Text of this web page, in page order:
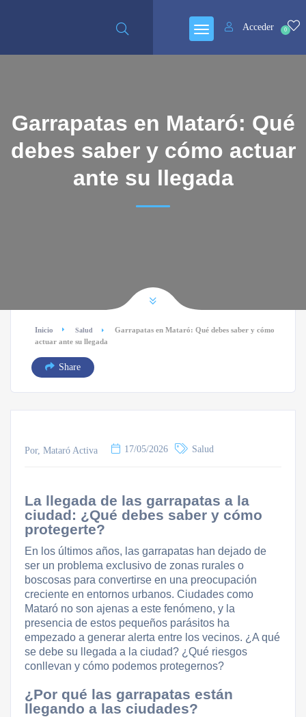
0
Acceder
Garrapatas en Mataró: Qué
debes saber y cómo actuar
ante su llegada
Inicio Salud
Garrapatas en Mataró: Qué debes saber y cómo
actuar ante su llegada
Share
Por, Mataró Activa 17/05/2026 Salud
La llegada de las garrapatas a la
ciudad: ¿Qué debes saber y cómo
protegerte?
En los últimos años, las garrapatas han dejado de
ser un problema exclusivo de zonas rurales o
boscosas para convertirse en una preocupación
creciente en entornos urbanos. Ciudades como
Mataró no son ajenas a este fenómeno, y la
presencia de estos pequeños parásitos ha
empezado a generar alerta entre los vecinos. ¿A qué
se debe su llegada a la ciudad? ¿Qué riesgos
conllevan y cómo podemos protegernos?
¿Por qué las garrapatas están
llegando a las ciudades?